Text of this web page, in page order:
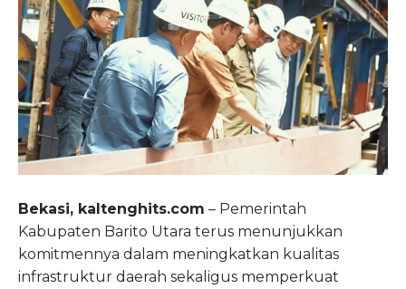
Bekasi, kaltenghits.com – Pemerintah
Kabupaten Barito Utara terus menunjukkan
komitmennya dalam meningkatkan kualitas
infrastruktur daerah sekaligus memperkuat